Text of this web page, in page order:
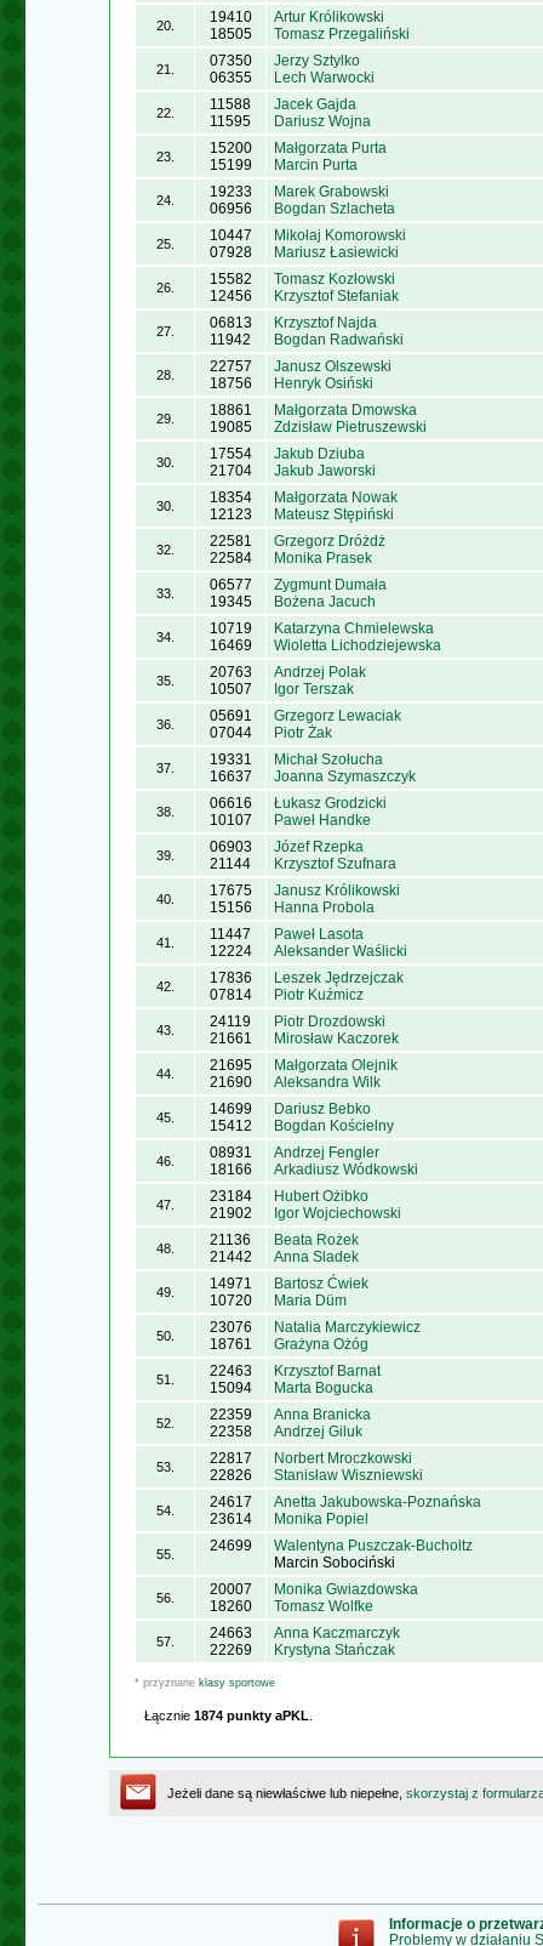
20.
19410
18505
Artur Królikowski
Tomasz Przegaliński
21.
07350
06355
Jerzy Sztylko
Lech Warwocki
22.
11588
11595
Jacek Gajda
Dariusz Wojna
23.
15200
15199
Małgorzata Purta
Marcin Purta
24.
19233
06956
Marek Grabowski
Bogdan Szlacheta
25.
10447
07928
Mikołaj Komorowski
Mariusz Łasiewicki
26.
15582
12456
Tomasz Kozłowski
Krzysztof Stefaniak
27.
06813
11942
Krzysztof Najda
Bogdan Radwański
28.
22757
18756
Janusz Olszewski
Henryk Osiński
29.
18861
19085
Małgorzata Dmowska
Zdzisław Pietruszewski
30.
17554
21704
Jakub Dziuba
Jakub Jaworski
30.
18354
12123
Małgorzata Nowak
Mateusz Stępiński
32.
22581
22584
Grzegorz Dróżdż
Monika Prasek
33.
06577
19345
Zygmunt Dumała
Bożena Jacuch
34.
10719
16469
Katarzyna Chmielewska
Wioletta Lichodziejewska
35.
20763
10507
Andrzej Polak
Igor Terszak
36.
05691
07044
Grzegorz Lewaciak
Piotr Żak
37.
19331
16637
Michał Szołucha
Joanna Szymaszczyk
38.
06616
10107
Łukasz Grodzicki
Paweł Handke
39.
06903
21144
Józef Rzepka
Krzysztof Szufnara
40.
17675
15156
Janusz Królikowski
Hanna Probola
41.
11447
12224
Paweł Lasota
Aleksander Waślicki
42.
17836
07814
Leszek Jędrzejczak
Piotr Kuźmicz
43.
24119
21661
Piotr Drozdowski
Mirosław Kaczorek
44.
21695
21690
Małgorzata Olejnik
Aleksandra Wilk
45.
14699
15412
Dariusz Bebko
Bogdan Kościelny
46.
08931
18166
Andrzej Fengler
Arkadiusz Wódkowski
47.
23184
21902
Hubert Ożibko
Igor Wojciechowski
48.
21136
21442
Beata Rożek
Anna Sladek
49.
14971
10720
Bartosz Ćwiek
Maria Düm
50.
23076
18761
Natalia Marczykiewicz
Grażyna Ożóg
51.
22463
15094
Krzysztof Barnat
Marta Bogucka
52.
22359
22358
Anna Branicka
Andrzej Giluk
53.
22817
22826
Norbert Mroczkowski
Stanisław Wiszniewski
54.
24617
23614
Anetta Jakubowska-Poznańska
Monika Popiel
55. 24699
Walentyna Puszczak-Bucholtz
Marcin Sobociński
56.
20007
18260
Monika Gwiazdowska
Tomasz Wolfke
57.
24663
22269
Anna Kaczmarczyk
Krystyna Stańczak
* przyznane klasy sportowe
Łącznie 1874 punkty aPKL
Jeżeli dane są niewłaściwe lub niepełne, skorzystaj z
Informacje o
Problemy w działaniu